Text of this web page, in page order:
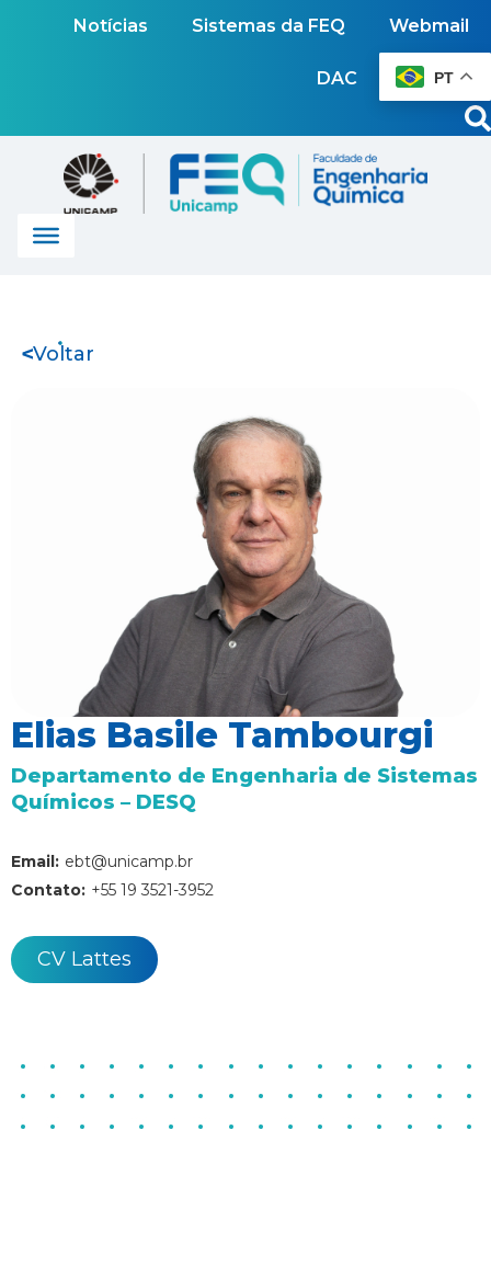
Notícias Sistemas da FEQ Webmail
DAC PT
Voltar
Elias Basile Tambourgi
Departamento de Engenharia de Sistemas
Químicos – DESQ
Email: ebt@unicamp.br
Contato: +55 19 3521-3952
CV Lattes